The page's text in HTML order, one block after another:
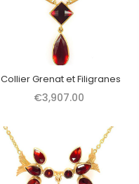
Collier Grenat et Filigranes
€3,907.00